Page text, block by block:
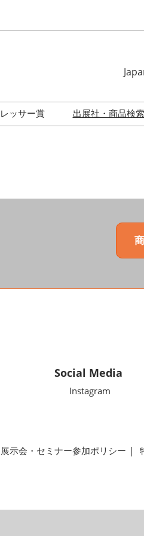
English
ッサー賞
出展社・商品検索
Social Media
Instagram
展示会・セミナー参加ポリシー